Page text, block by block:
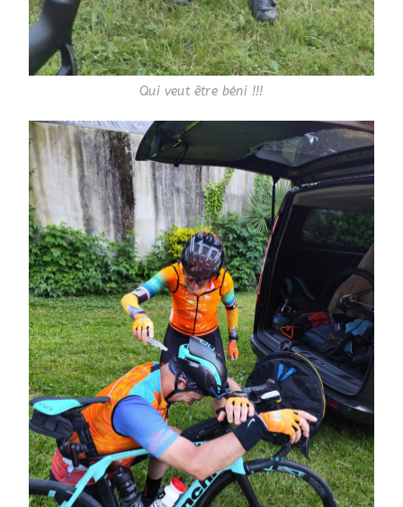
Qui veut être béni !!!